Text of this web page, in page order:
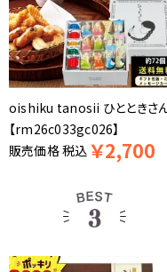
oishiku tanosii ひとときさ
【rm26c033gc026】
販売価格税込 ￥2,700